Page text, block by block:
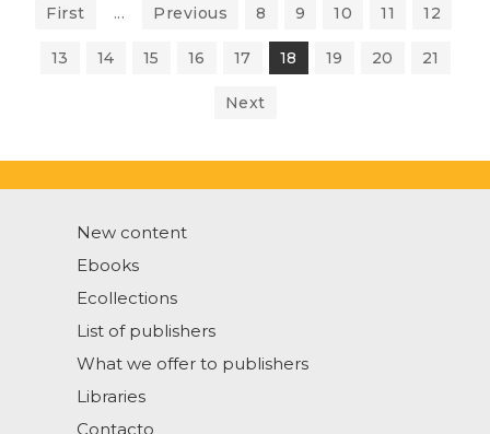
First ... Previous 8 9 10 11 12
13 14 15 16 17 18 19 20 21
Next
New content
Ebooks
Ecollections
List of publishers
What we offer to publishers
Libraries
Contacto